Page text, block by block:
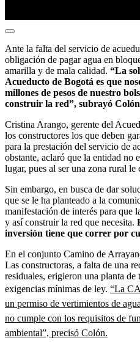
Ante la falta del servicio de
obligación de pagar agua en
amarilla y de mala calidad. “La
Acueducto de Bogotá es que
millones de pesos de nuestro
construir la red”, subrayó
Cristina Arango, gerente del
los constructores los que deben
para la prestación del servicio de
obstante, aclaró que la entidad no
lugar, pues al ser una zona rural
Sin embargo, en busca de dar
que se le ha planteado a la
manifestación de interés para que
y así construir la red que necesita.
inversión tiene que correr por
En el conjunto Camino de
Las constructoras, a falta de una
residuales, erigieron una planta de
exigencias mínimas de ley. “La
un permiso de vertimientos de
no cumple con los requisitos de
ambiental”, precisó Colón.